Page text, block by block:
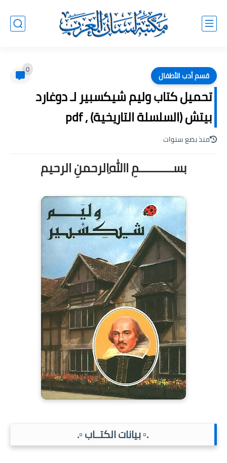
قسم أدب الأطفال 0
تحميل كتاب وليم شيكسبير لـ دوغارد
بيتش (السلسلة التاريخية) , pdf
منذ بضع سنوات
بســـــــــــمِ اﷲِالرحمنِ الرحيم
.▫️ بيانات الكتــاب ▫️.